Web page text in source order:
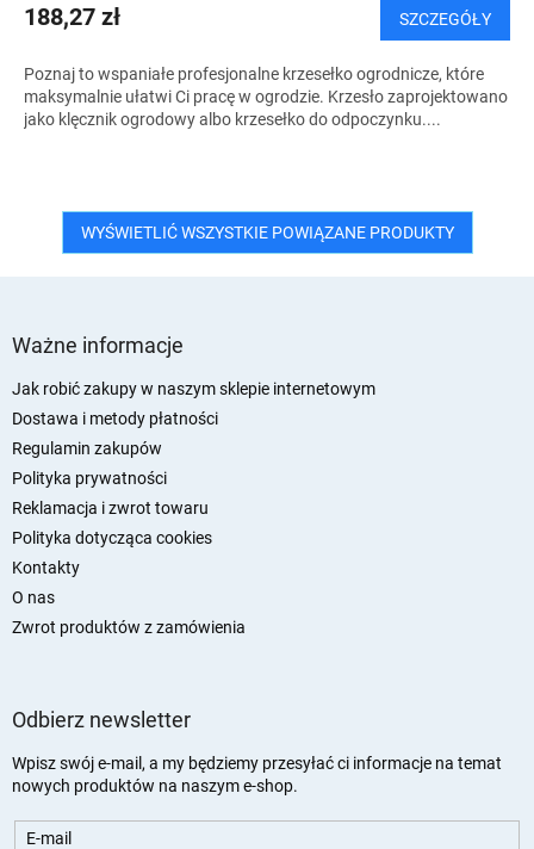
188,27 zł SZCZEGÓŁY
Poznaj to wspaniałe profesjonalne krzesełko ogrodnicze, które
maksymalnie ułatwi Ci pracę w ogrodzie. Krzesło zaprojektowano
jako klęcznik ogrodowy albo krzesełko do odpoczynku....
WYŚWIETLIĆ WSZYSTKIE POWIĄZANE PRODUKTY
Ważne informacje
Jak robić zakupy w naszym sklepie internetowym
Dostawa i metody płatności
Regulamin zakupów
Polityka prywatności
Reklamacja i zwrot towaru
Polityka dotycząca cookies
Kontakty
O nas
Zwrot produktów z zamówienia
Odbierz newsletter
Wpisz swój e-mail, a my będziemy przesyłać ci informacje na temat
nowych produktów na naszym e-shop.
E-mail